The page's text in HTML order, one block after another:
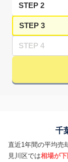
STEP 2
STEP 3
STEP 4
千
直近1年間の平均売
見川区では相場が